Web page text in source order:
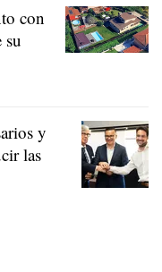
con
su
y
las